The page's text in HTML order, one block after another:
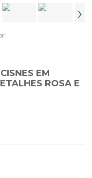
›
EM
ROSA E